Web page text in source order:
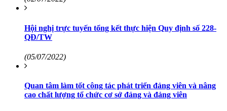
Hội nghị trực tuyến tổng kết thực hiện Quy định số 228-
QĐ/TW
(05/07/2022)
Quan tâm làm tốt công tác phát triển đảng viên và nâng
cao chất lượng tổ chức cơ sở đảng và đảng viên